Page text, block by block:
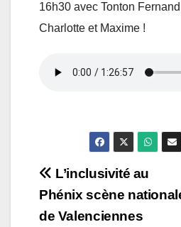
16h30 avec Tonton
Charlotte et Maxime !
Navigation
de
L’inclusivité au
Phénix scène
de Valenciennes